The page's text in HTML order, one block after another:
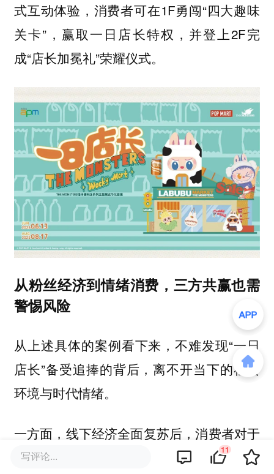
式互动体验，消费者可在1F勇闯“四大趣味
关卡”，赢取一日店长特权，并登上2F完
成“店长加冕礼”荣耀仪式。
从粉丝经济到情绪消费，三方共赢也需
警惕风险
从上述具体的案例看下来，不难发现“一日
店长”备受追捧的背后，离不开当下的社会
环境与时代情绪。
一方面，线下经济全面复苏后，消费者对于
情绪价值愈发看重，消费时更加注重悦己
写评论... 11